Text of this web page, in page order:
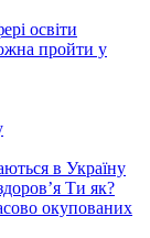
освіти
пройти у
в Україну
Ти як?
окупованих